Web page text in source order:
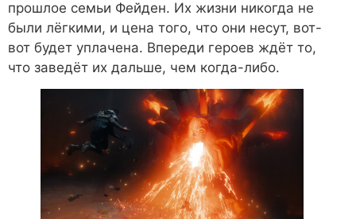
прошлое семьи Фейден. Их жизни никогда не
были лёгкими, и цена того, что они несут, вот-
вот будет уплачена. Впереди героев ждёт то,
что заведёт их дальше, чем когда-либо.